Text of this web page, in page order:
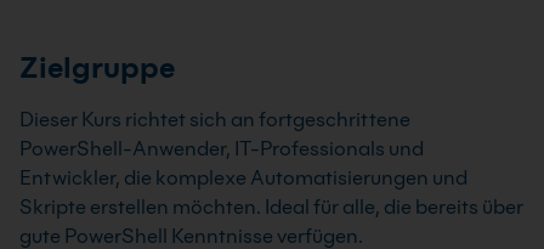
Zielgruppe
Dieser Kurs richtet sich an fortgeschrittene
PowerShell-Anwender, IT-Professionals und
Entwickler, die komplexe Automatisierungen und
Skripte erstellen möchten. Ideal für alle, die bereits über
gute PowerShell Kenntnisse verfügen.